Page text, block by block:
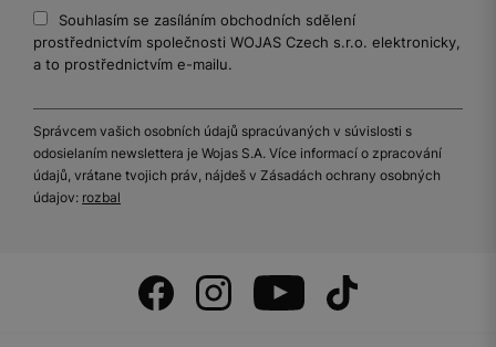
Souhlasím se zasíláním obchodních sdělení
prostřednictvím společnosti WOJAS Czech s.r.o. elektronicky,
a to prostřednictvím e-mailu.
Správcem vašich osobních údajů spracúvaných v súvislosti s
odosielaním newslettera je Wojas S.A. Více informací o zpracování
údajů, vrátane tvojich práv, nájdeš v Zásadách ochrany osobných
údajov: rozbal